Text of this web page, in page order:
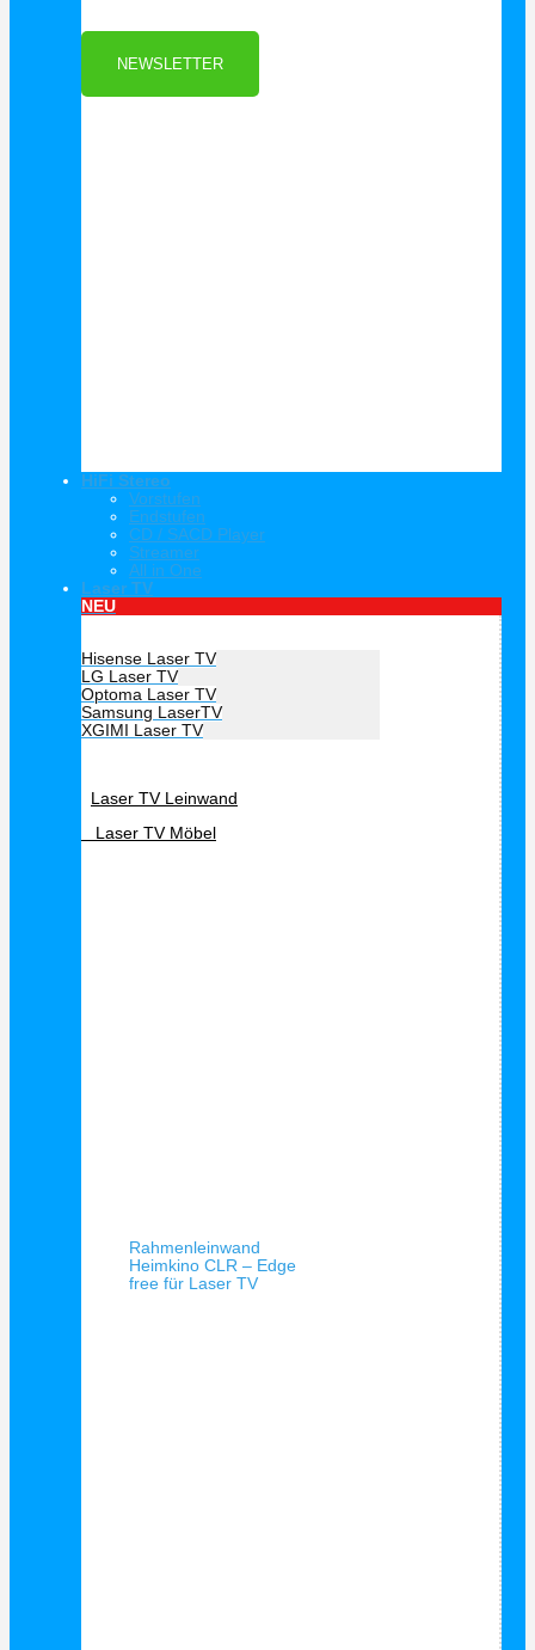
Als Danke schön für Ihre Anmeldung
NEWSLETTER
HiFi Stereo
Vorstufen
Endstufen
CD / SACD Player
Streamer
All in One
Laser TV
NEU
Hisense Laser TV
LG Laser TV
Optoma Laser TV
Samsung LaserTV
XGIMI Laser TV
Laser TV Leinwand
Laser TV Möbel
Rahmenleinwand
Heimkino CLR – Edge
free für Laser TV